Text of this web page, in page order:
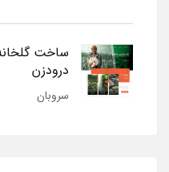
ساخت
درودزن
سروبان